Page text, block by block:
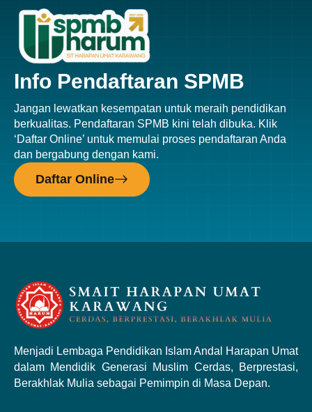
Info Pendaftaran SPMB
Jangan lewatkan kesempatan untuk meraih pendidikan
berkualitas. Pendaftaran SPMB kini telah dibuka. Klik
‘Daftar Online’ untuk memulai proses pendaftaran Anda
dan bergabung dengan kami.
Daftar Online
Menjadi Lembaga Pendidikan Islam Andal Harapan Umat
dalam Mendidik Generasi Muslim Cerdas, Berprestasi,
Berakhlak Mulia sebagai Pemimpin di Masa Depan.